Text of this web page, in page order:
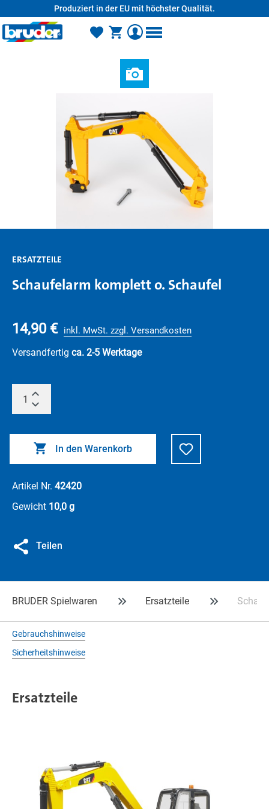
Produziert in der EU mit höchster Qualität.
ERSATZTEILE
Schaufelarm komplett o. Schaufel
14,90 € inkl. MwSt. zzgl. Versandkosten
Versandfertig ca. 2-5 Werktage
In den Warenkorb
Artikel Nr. 42420
Gewicht 10,0 g
Teilen
BRUDER Spielwaren Ersatzteile
Gebrauchshinweise
Sicherheitshinweise
Ersatzteile